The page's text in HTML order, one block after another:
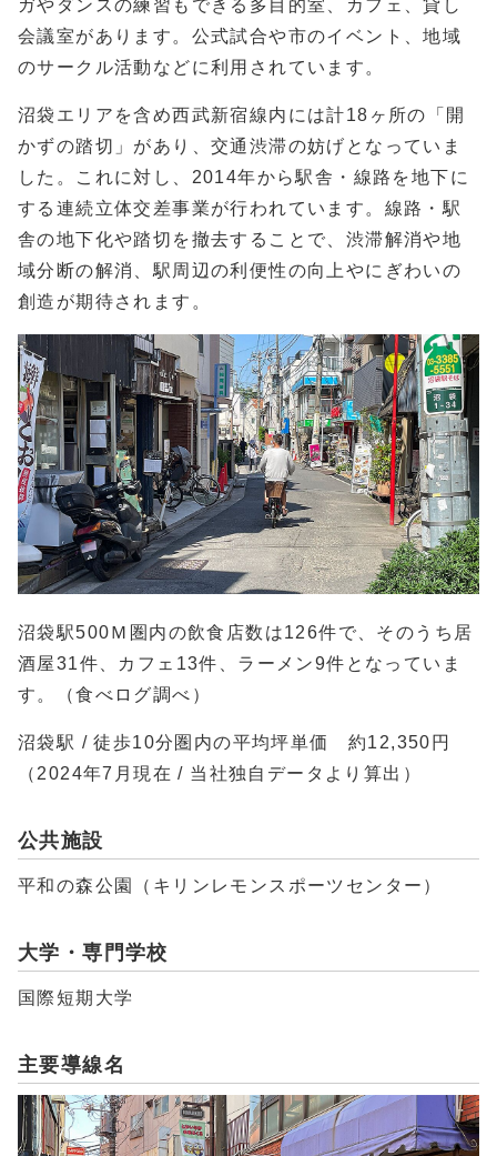
ガやダンスの練習もできる多目的室、カフェ、貸し
会議室があります。公式試合や市のイベント、地域
のサークル活動などに利用されています。
沼袋エリアを含め西武新宿線内には計18ヶ所の「開
かずの踏切」があり、交通渋滞の妨げとなっていま
した。これに対し、2014年から駅舎・線路を地下に
する連続立体交差事業が行われています。線路・駅
舎の地下化や踏切を撤去することで、渋滞解消や地
域分断の解消、駅周辺の利便性の向上やにぎわいの
創造が期待されます。
沼袋駅500Ｍ圏内の飲食店数は126件で、そのうち居
酒屋31件、カフェ13件、ラーメン9件となっていま
す。（食べログ調べ）
沼袋駅 / 徒歩10分圏内の平均坪単価 約12,350円
（2024年7月現在 / 当社独自データより算出）
公共施設
平和の森公園（キリンレモンスポーツセンター）
大学・専門学校
国際短期大学
主要導線名